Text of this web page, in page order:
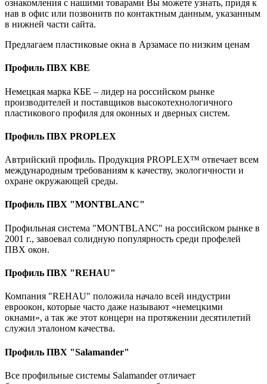
ознакомления с нашими товарами Вы можете узнать, придя к
нав в офис или позвонитв по контактным данным, указанным
в нижней части сайта.
Предлагаем пластиковые окна в Арзамасе по низким ценам
Профиль ПВХ KBE
Немецкая марка КБЕ – лидер на российском рынке
производителей и поставщиков высокотехнологичного
пластикового профиля для оконных и дверных систем.
Профиль ПВХ PROPLEX
Автрийский профиль. Продукция PROPLEX™ отвечает всем
международным требованиям к качеству, экологичности и
охране окружающей среды.
Профиль ПВХ "MONTBLANC"
Профильная система "MONTBLANC" на российском рынке в
2001 г., завоевал солидную популярность среди профелей
ПВХ окон.
Профиль ПВХ "REHAU"
Компания "REHAU" положила начало всей индустрии
евроокон, которые часто даже называют «немецкими
окнами», а так же этот концерн на протяжении десятилетий
служил эталоном качества.
Профиль ПВХ "Salamander"
Все профильные системы Salamander отличает